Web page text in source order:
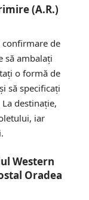
(A.R.)
de
să ambalați
o formă de
să specificați
destinație,
iar
Western
Oradea